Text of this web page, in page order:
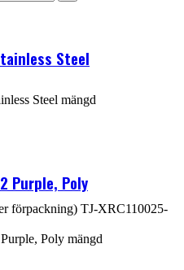
Steel
Steel mängd
Purple, Poly
förpackning) TJ-XRC110025-
Poly mängd